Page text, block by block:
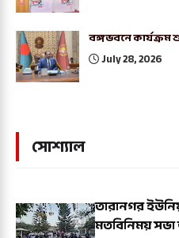
বঙ্গভবনে কার্যক্রম
July 28, 2026
সোশ্যাল
তারানগর
মতবিনিময়